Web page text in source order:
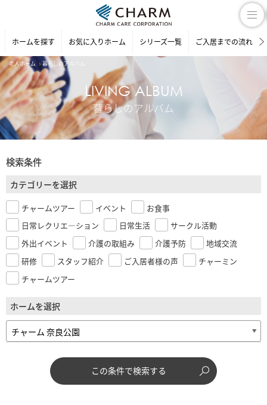
ホームを探す お気に入りホーム シリーズ一覧 ご入居までの流れ
老人ホーム 暮らしのアルバム
LIVING ALBUM
暮らしのアルバム
検索条件
カテゴリーを選択
チャームツアー イベント
お食事
日常レクリエ―ション
日常生活
サークル活動
外出イベント
介護の取組み 介護予防
地域交流
研修
スタッフ紹介 ご入居者様の声
チャーミン
チャームツアー
ホームを選択
この条件で検索する